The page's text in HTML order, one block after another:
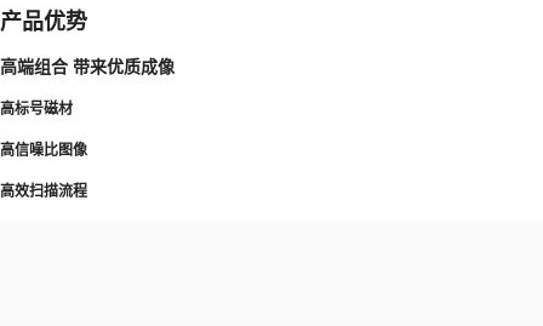
产品优势
高端组合 带来优质成像
高标号磁材
高信噪比图像
高效扫描流程